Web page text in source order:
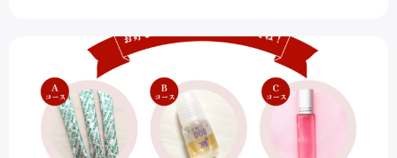
選べるサンプル⁡ プレゼントキャンペーン